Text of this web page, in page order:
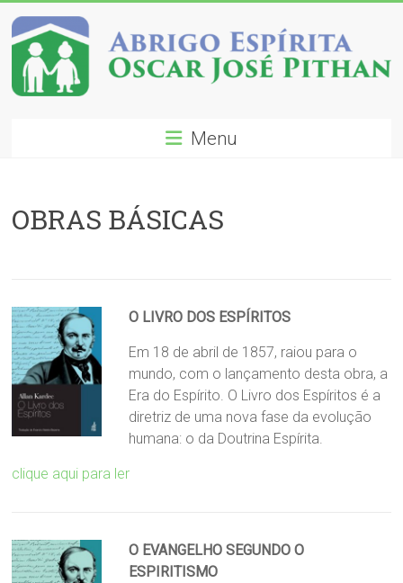
to
content
José
Menu
OBRAS BÁSICAS
O LIVRO DOS ESPÍRITOS
Em 18 de abril de 1857, raiou para o
mundo, com o lançamento desta obra, a
Era do Espírito. O Livro dos Espíritos é a
diretriz de uma nova fase da evolução
humana: o da Doutrina Espírita.
clique aqui para ler
O EVANGELHO SEGUNDOO
ESPIRITISMO